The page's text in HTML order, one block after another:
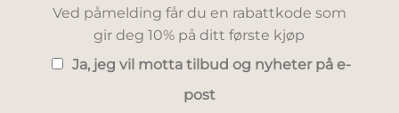
Ved påmelding får du en rabattkode som
gir deg 10% på ditt første kjøp
Ja, jeg vil motta tilbud og nyheter på e-
post